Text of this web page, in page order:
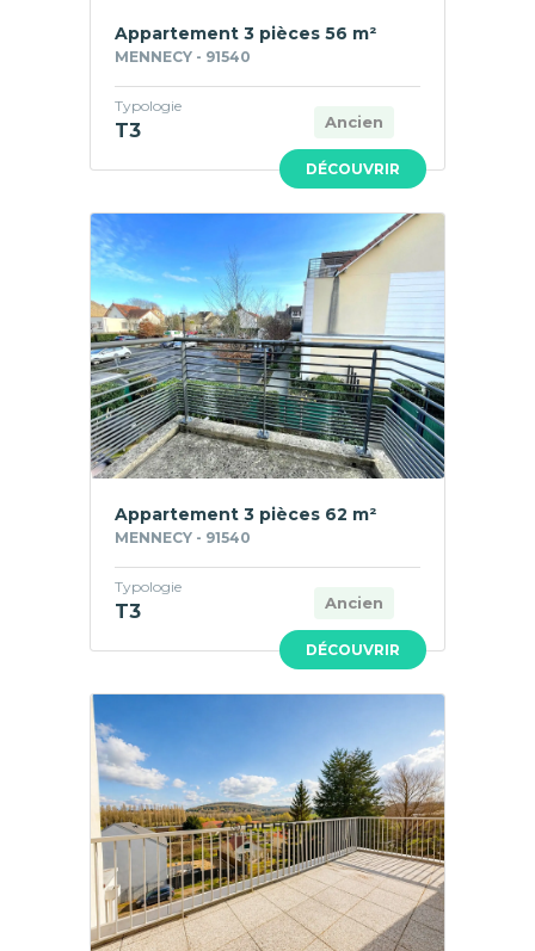
DÉCOUVRIR
Appartement 3 pièces 56 m²
MENNECY - 91540
Ancien
Typologie
T3
DÉCOUVRIR
Appartement 3 pièces 62 m²
MENNECY - 91540
Ancien
Typologie
T3